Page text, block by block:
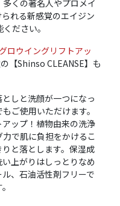
くの著名人やプロメイ
れる新感覚のエイジン
ださい。
ウイングリフトアッ
【Shinso CLEANSE】も
としと洗顔が一つになっ
ご使用いただけます。
ップ！植物由来の洗浄
で肌に負担をかけるこ
と落とします。保湿成
上がりはしっとりなめ
、石油活性剤フリーで